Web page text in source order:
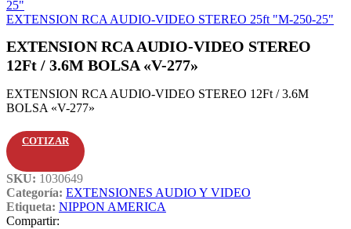
EXTENSION RCA AUDIO-VIDEO STEREO 25ft "M-250-25"
EXTENSION RCA AUDIO-VIDEO STEREO
12Ft / 3.6M BOLSA «V-277»
EXTENSION RCA AUDIO-VIDEO STEREO 12Ft / 3.6M
BOLSA «V-277»
COTIZAR
SKU: 1030649
Categoría: EXTENSIONES AUDIO Y VIDEO
Etiqueta: NIPPON AMERICA
Compartir: